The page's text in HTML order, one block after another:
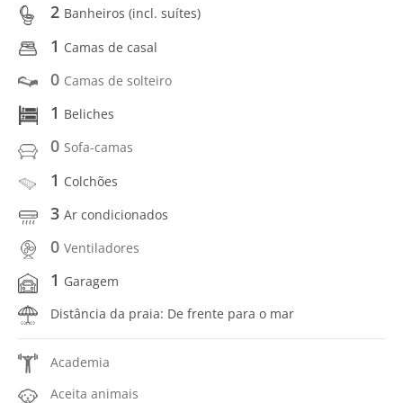
2 Banheiros (incl. suítes)
1 Camas de casal
0 Camas de solteiro
1 Beliches
0 Sofa-camas
1 Colchões
3 Ar condicionados
0 Ventiladores
1 Garagem
Distância da praia: De frente para o mar
Academia
Aceita animais